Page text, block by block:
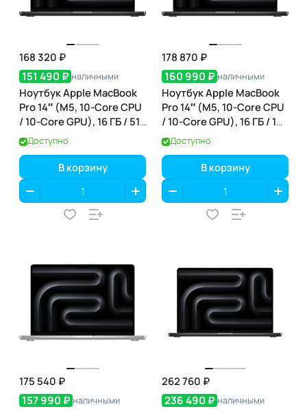
168 320 ₽
151 490 ₽ наличными
Ноутбук Apple MacBook
Pro 14″ (M5, 10-Core CPU
/ 10-Core GPU), 16 ГБ / 512
ГБ, Space Black (чёрный
космос) (MDE04)
Доступно
В корзину
178 870 ₽
160 990 ₽ наличными
Ноутбук Apple MacBook
Pro 14″ (M5, 10-Core CPU
/ 10-Core GPU), 16 ГБ / 1
ТБ, Space Black (чёрный
космос) (MDE14)
Доступно
В корзину
175 540 ₽
157 990 ₽ наличными
262 760 ₽
236 490 ₽ наличными